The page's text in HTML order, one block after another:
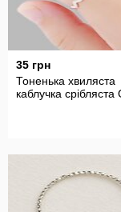
35 грн
Тоненька хвиляста
каблучка